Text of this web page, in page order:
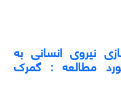
نیروی انسانی به
مطالعه : گمرک